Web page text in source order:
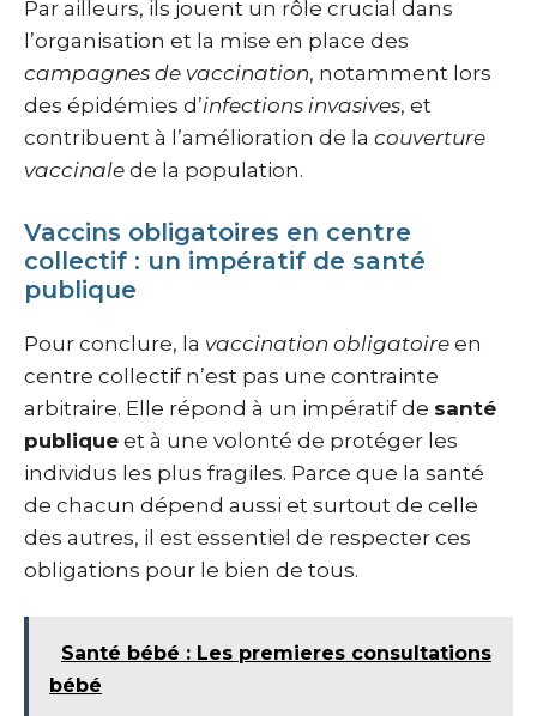
Par ailleurs, ils jouent un rôle crucial dans
l’organisation et la mise en place des
campagnes de vaccination, notamment lors
des épidémies d’infections invasives, et
contribuent à l’amélioration de la couverture
vaccinale de la population.
Vaccins obligatoires en centre
collectif : un impératif de santé
publique
Pour conclure, la vaccination obligatoire en
centre collectif n’est pas une contrainte
arbitraire. Elle répond à un impératif de santé
publique et à une volonté de protéger les
individus les plus fragiles. Parce que la santé
de chacun dépend aussi et surtout de celle
des autres, il est essentiel de respecter ces
obligations pour le bien de tous.
Santé bébé : Les premieres consultations
bébé